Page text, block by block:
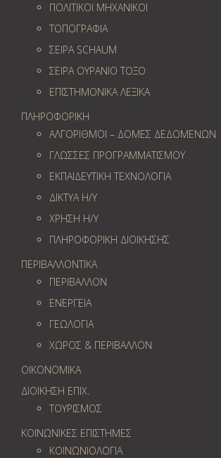
ΠΟΛΙΤΙΚΟΙ ΜΗΧΑΝΙΚΟΙ
ΤΟΠΟΓΡΑΦΙΑ
ΣΕΙΡΑ SCHAUM
ΣΕΙΡΑ ΟΥΡΑΝΙΟ ΤΟΞΟ
ΕΠΙΣΤΗΜΟΝΙΚΑ ΛΕΞΙΚΑ
ΠΛΗΡΟΦΟΡΙΚΗ
ΑΛΓΟΡΙΘΜΟΙ – ΔΟΜΕΣ ΔΕΔΟΜΕΝΩΝ
ΓΛΩΣΣΕΣ ΠΡΟΓΡΑΜΜΑΤΙΣΜΟΥ
ΕΚΠΑΙΔΕΥΤΙΚΗ ΤΕΧΝΟΛΟΓΙΑ
ΔΙΚΤΥΑ Η/Υ
ΧΡΗΣΗ Η/Υ
ΠΛΗΡΟΦΟΡΙΚΗ ΔΙΟΙΚΗΣΗΣ
ΠΕΡΙΒΑΛΛΟΝΤΙΚΑ
ΠΕΡΙΒΑΛΛΟΝ
ΕΝΕΡΓΕΙΑ
ΓΕΩΛOΓΙΑ
ΧΩΡΟΣ & ΠΕΡΙΒΑΛΛΟΝ
ΟΙΚΟΝΟΜΙΚΑ
ΔΙΟΙΚΗΣΗ ΕΠΙΧ.
ΤΟΥΡΙΣΜΟΣ
ΚΟΙΝΩΝΙΚΕΣ ΕΠΙΣΤΗΜΕΣ
ΚΟΙΝΩΝΙΟΛΟΓΙΑ